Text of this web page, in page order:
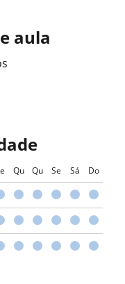
aula
Qu Qu Se Sá Do